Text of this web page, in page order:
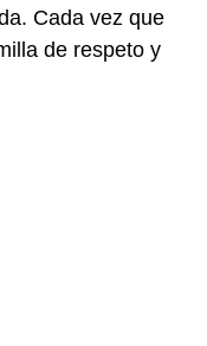
Cada vez que
de respeto y